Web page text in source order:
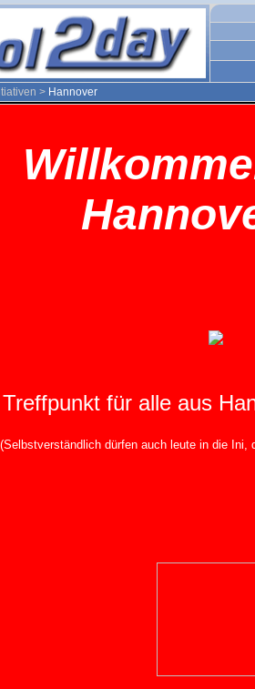
> Hannover
für alle aus
(Selbstverständlich dürfen auch leute in die Ini,